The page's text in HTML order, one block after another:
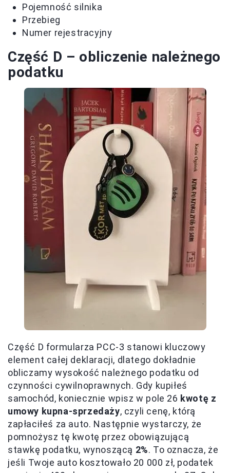
Pojemność silnika
Przebieg
Numer rejestracyjny
Część D – obliczenie należnego
podatku
Część D formularza PCC-3 stanowi kluczowy
element całej deklaracji, dlatego dokładnie
obliczamy wysokość należnego podatku od
czynności cywilnoprawnych. Gdy kupiłeś
samochód, koniecznie wpisz w pole 26 kwotę z
umowy kupna-sprzedaży, czyli cenę, którą
zapłaciłeś za auto. Następnie wystarczy, że
pomnożysz tę kwotę przez obowiązującą
stawkę podatku, wynoszącą 2%. To oznacza, że
jeśli Twoje auto kosztowało 20 000 zł, podatek